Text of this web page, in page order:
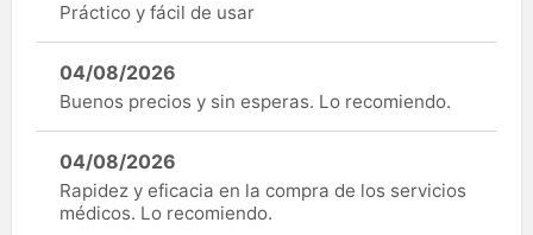
Práctico y fácil de usar
04/08/2026
Buenos precios y sin esperas. Lo recomiendo.
04/08/2026
Rapidez y eficacia en la compra de los servicios
médicos. Lo recomiendo.